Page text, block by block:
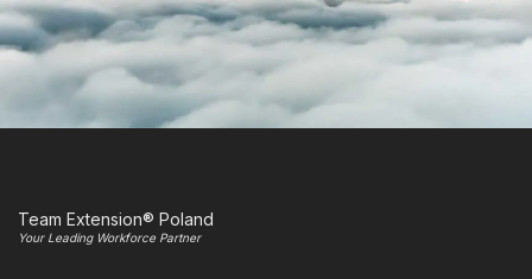
Team Extension® Poland
Your Leading Workforce Partner